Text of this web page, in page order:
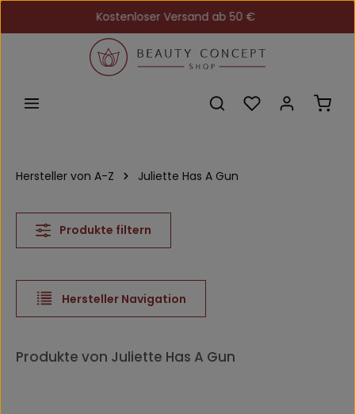
Zum Hauptinhalt springenKostenloser Versand ab 50 €
Du hast 0
Hersteller von A-Z Juliette Has A Gun
Produkte filtern
Hersteller Navigation
Produkte von Juliette Has A Gun